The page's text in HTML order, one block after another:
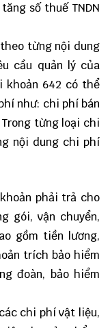
số thuế TNDN
từng nội dung
cầu quản lý của
khoản 642 có thể
như: chi phí bán
từng loại chi
nội dung chi phí
phải trả cho
gói, vận chuyển,
gồm tiền lương,
trích bảo hiểm
đoàn, bảo hiểm
chi phí vật liệu,